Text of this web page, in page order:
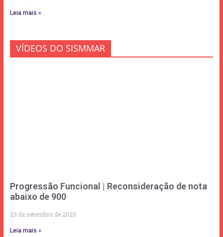
Leia mais »
VÍDEOS DO SISMMAR
Progressão Funcional | Reconsideração de nota
abaixo de 900
23 de setembro de 2025
Leia mais »